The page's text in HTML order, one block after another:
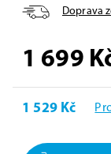
Doprava
1 699
1 529 Kč